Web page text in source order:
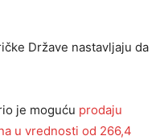
Države nastavljaju da
je moguću prodaju
u vrednosti od 266,4